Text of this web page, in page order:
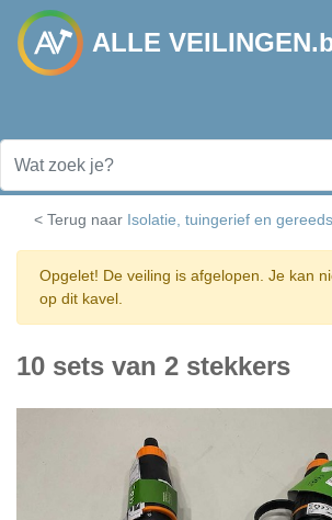
ALLE
< Terug naar Isolatie, tuingerief en
Opgelet! De veiling is afgelopen. Je kan
op dit kavel.
10 sets van 2 stekkers